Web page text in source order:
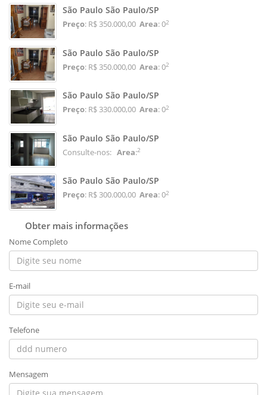
São Paulo São Paulo/SP
Preço: R$ 350.000,00 Area: 02
São Paulo São Paulo/SP
Preço: R$ 350.000,00 Area: 02
São Paulo São Paulo/SP
Preço: R$ 330.000,00 Area: 02
São Paulo São Paulo/SP
Consulte-nos: Area:2
São Paulo São Paulo/SP
Preço: R$ 300.000,00 Area: 02
Obter mais informações
Nome Completo
E-mail
Telefone
Mensagem